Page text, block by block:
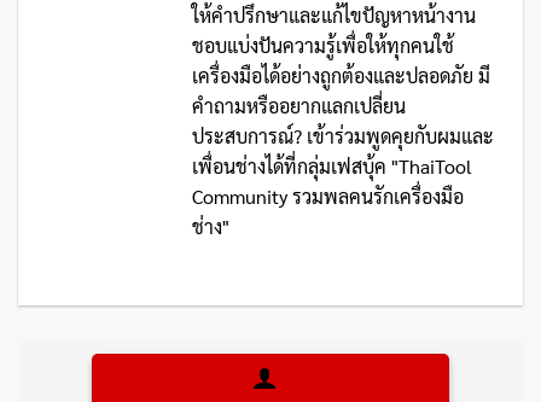
ให้คำปรึกษาและแก้ไขปัญหาหน้างาน
ชอบแบ่งปันความรู้เพื่อให้ทุกคนใช้
เครื่องมือได้อย่างถูกต้องและปลอดภัย มี
คำถามหรืออยากแลกเปลี่ยน
ประสบการณ์? เข้าร่วมพูดคุยกับผมและ
เพื่อนช่างได้ที่กลุ่มเฟสบุ้ค "ThaiTool
Community รวมพลคนรักเครื่องมือ
ช่าง"